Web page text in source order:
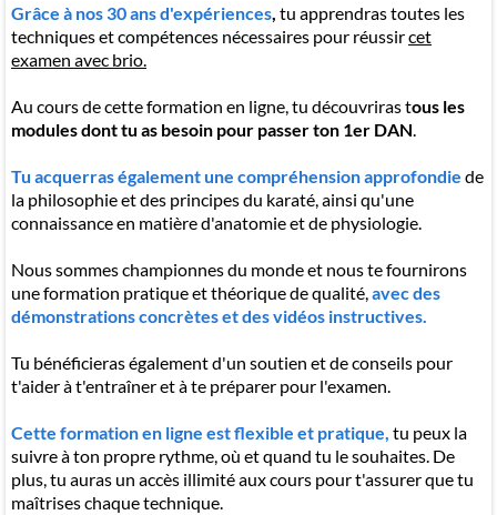
Grâce à nos 30 ans d'expériences, tu apprendras toutes les
techniques et compétences nécessaires pour réussircet
examen avec brio.
Au cours de cette formation en ligne, tu découvriras tous les
modules dont tu as besoin pour passer ton 1er DAN.
Tu acquerras également une compréhension approfondie de
la philosophie et des principes du karaté, ainsi qu'une
connaissance en matière d'anatomie et de physiologie.
Nous sommes championnes du monde et nous te fournirons
une formation pratique et théorique de qualité,avec des
démonstrations concrètes et des vidéos instructives.
Tu bénéficieras également d'un soutien et de conseils pour
t'aider à t'entraîner et à te préparer pour l'examen.
Cette formation en ligne est flexible et pratique, tu peux la
suivre à ton propre rythme, où et quand tu le souhaites. De
plus, tu auras un accès illimité aux cours pour t'assurer que tu
maîtrises chaque technique.